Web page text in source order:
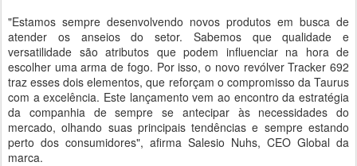
"Estamos sempre desenvolvendo novos produtos em busca de
atender os anseios do setor. Sabemos que qualidade e
versatilidade são atributos que podem influenciar na hora de
escolher uma arma de fogo. Por isso, o novo revólver Tracker 692
traz esses dois elementos, que reforçam o compromisso da Taurus
com a excelência. Este lançamento vem ao encontro da estratégia
da companhia de sempre se antecipar às necessidades do
mercado, olhando suas principais tendências e sempre estando
perto dos consumidores", afirma Salesio Nuhs, CEO Global da
marca.